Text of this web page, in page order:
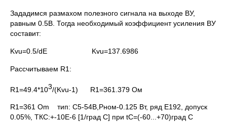
Зададимся размахом полезного сигнала на выходе ВУ,
равным 0.5В. Тогда необходимый коэффициент усиления ВУ
составит:
Kvu=0.5/dE Kvu=137.6986
Рассчитываем R1:
R1=49.4*103/(Kvu-1) R1=361.379 Ом
R1=361 Om тип: С5-54В,Pном-0.125 Вт, ряд E192, допуск
0.05%, ТКС:+-10E-6 [1/град С] при tC=(-60...+70)град С